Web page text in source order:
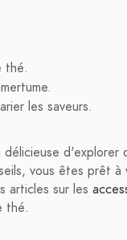
thé.
les saveurs.
vous êtes prêt à
articles sur les
thé.